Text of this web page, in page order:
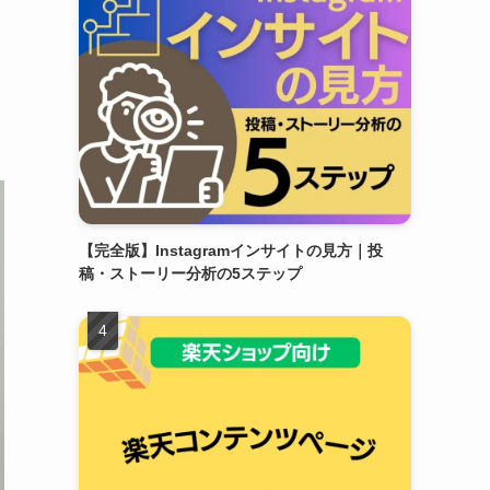
【完全版】Instagramインサイトの見方｜投
稿・ストーリー分析の5ステップ